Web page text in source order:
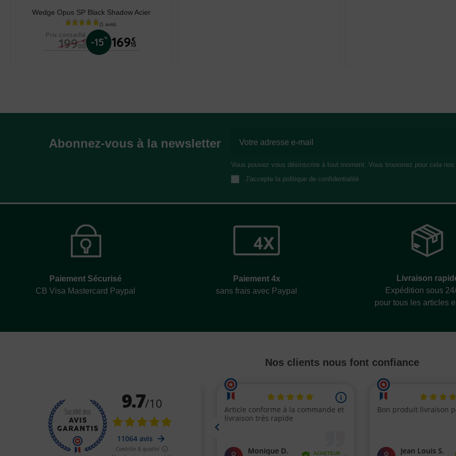
Wedge Opus SP Black Shadow Acier
Prix conseillé
199 €
00 -15% 169€
15
Abonnez-vous à la newsletter
Vous pouvez vous désinscrire à tout moment. Vous trouverez pour cela
J'accepte la politique de confidentialité
Paiement Sécurisé
CB Visa Mastercard Paypal
Paiement 4x
sans frais avec Paypal
Livraison
Expédition sous
pour tous les articles
Nos clients nous font confiance